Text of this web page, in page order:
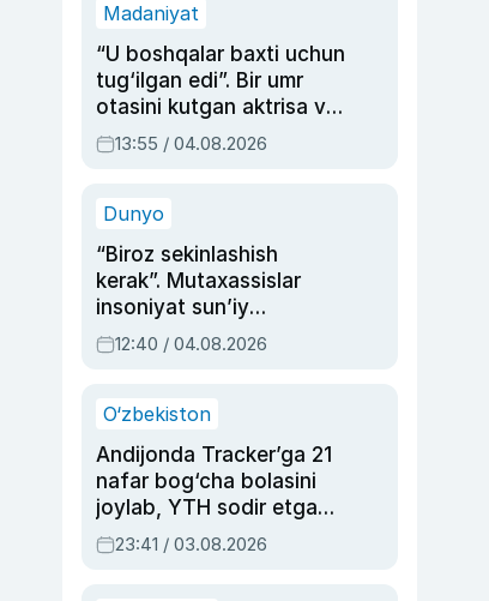
Madaniyat
“U boshqalar baxti uchun
tug‘ilgan edi”. Bir umr
otasini kutgan aktrisa va
dublyaj ustasi Rimma
Ahmedovaning
13:55 / 04.08.2026
Dunyo
“Biroz sekinlashish
kerak”. Mutaxassislar
insoniyat sun’iy
intellektni boshqara
olmay qolishidan xavotir
12:40 / 04.08.2026
O‘zbekiston
Andijonda Tracker’ga 21
nafar bog‘cha bolasini
joylab, YTH sodir etgan
ayolga sud hukmi o‘qildi
23:41 / 03.08.2026